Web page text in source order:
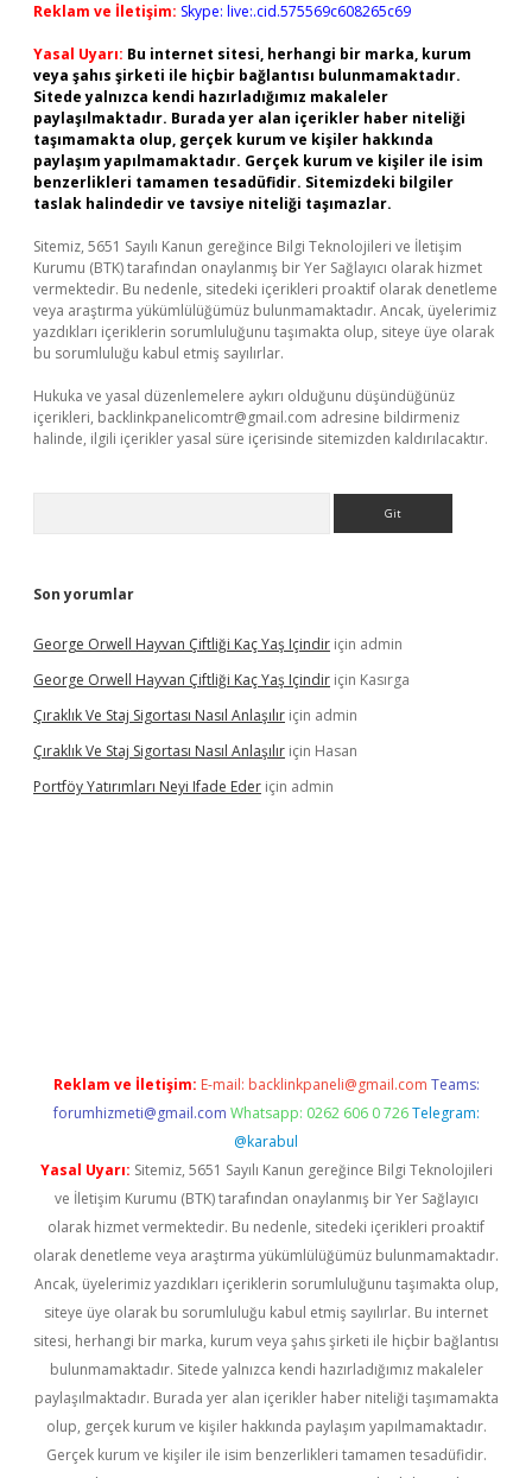
Reklam ve İletişim: Skype: live:.cid.575569c608265c69
Yasal Uyarı: Bu internet sitesi, herhangi bir marka, kurum
veya şahıs şirketi ile hiçbir bağlantısı bulunmamaktadır.
Sitede yalnızca kendi hazırladığımız makaleler
paylaşılmaktadır. Burada yer alan içerikler haber niteliği
taşımamakta olup, gerçek kurum ve kişiler hakkında
paylaşım yapılmamaktadır. Gerçek kurum ve kişiler ile isim
benzerlikleri tamamen tesadüfidir. Sitemizdeki bilgiler
taslak halindedir ve tavsiye niteliği taşımazlar.
Sitemiz, 5651 Sayılı Kanun gereğince Bilgi Teknolojileri ve İletişim
Kurumu (BTK) tarafından onaylanmış bir Yer Sağlayıcı olarak hizmet
vermektedir. Bu nedenle, sitedeki içerikleri proaktif olarak denetleme
veya araştırma yükümlülüğümüz bulunmamaktadır. Ancak, üyelerimiz
yazdıkları içeriklerin sorumluluğunu taşımakta olup, siteye üye olarak
bu sorumluluğu kabul etmiş sayılırlar.
Hukuka ve yasal düzenlemelere aykırı olduğunu düşündüğünüz
içerikleri, backlinkpanelicomtr@gmail.com adresine bildirmeniz
halinde, ilgili içerikler yasal süre içerisinde sitemizden kaldırılacaktır.
Son yorumlar
George Orwell Hayvan Çiftliği Kaç Yaş Içindir için admin
George Orwell Hayvan Çiftliği Kaç Yaş Içindir için Kasırga
Çıraklık Ve Staj Sigortası Nasıl Anlaşılır için admin
Çıraklık Ve Staj Sigortası Nasıl Anlaşılır için Hasan
Portföy Yatırımları Neyi Ifade Eder için admin
Reklam ve İletişim: E-mail: backlinkpaneli@gmail.com Teams:
forumhizmeti@gmail.com Whatsapp: 0262 606 0 726 Telegram:
@karabul
Yasal Uyarı: Sitemiz, 5651 Sayılı Kanun gereğince Bilgi Teknolojileri
ve İletişim Kurumu (BTK) tarafından onaylanmış bir Yer Sağlayıcı
olarak hizmet vermektedir. Bu nedenle, sitedeki içerikleri proaktif
olarak denetleme veya araştırma yükümlülüğümüz bulunmamaktadır.
Ancak, üyelerimiz yazdıkları içeriklerin sorumluluğunu taşımakta olup,
siteye üye olarak bu sorumluluğu kabul etmiş sayılırlar. Bu internet
sitesi, herhangi bir marka, kurum veya şahıs şirketi ile hiçbir bağlantısı
bulunmamaktadır. Sitede yalnızca kendi hazırladığımız makaleler
paylaşılmaktadır. Burada yer alan içerikler haber niteliği taşımamakta
olup, gerçek kurum ve kişiler hakkında paylaşım yapılmamaktadır.
Gerçek kurum ve kişiler ile isim benzerlikleri tamamen tesadüfidir.